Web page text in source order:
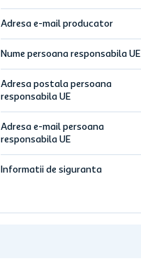
Adresa e-mail producator
Nume persoana responsabila UE
Adresa postala persoana
responsabila UE
Adresa e-mail persoana
responsabila UE
Informatii de siguranta